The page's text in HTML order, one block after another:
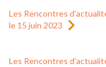
Les Rencontres
le 15 juin 2023
Les Rencontres